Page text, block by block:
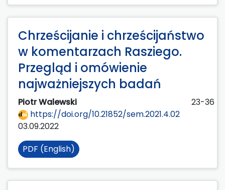
Chrześcijanie i chrześcijaństwo
w komentarzach Rasziego.
Przegląd i omówienie
najważniejszych badań
Piotr Walewski
23-36
https://doi.org/10.21852/sem.2021.4.02
03.09.2022
PDF (English)